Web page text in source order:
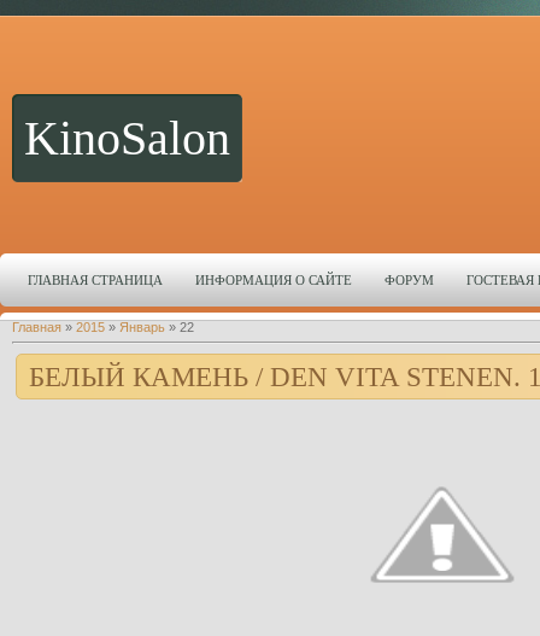
KinoSalon
ГЛАВНАЯ СТРАНИЦА ИНФОРМАЦИЯ О САЙТЕ ФОРУМ ГОСТЕВАЯ
Главная » 2015 » Январь » 22
БЕЛЫЙ КАМЕНЬ / DEN VITA STENEN.